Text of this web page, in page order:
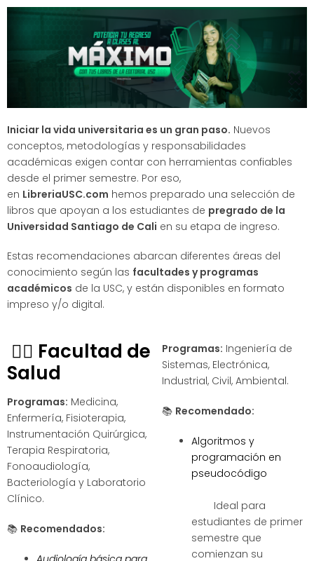
Iniciar la vida universitaria es un gran paso. Nuevos
conceptos, metodologías y responsabilidades
académicas exigen contar con herramientas confiables
desde el primer semestre. Por eso,
en LibreriaUSC.com hemos preparado una selección de
libros que apoyan a los estudiantes de pregrado de la
Universidad Santiago de Cali en su etapa de ingreso.
Estas recomendaciones abarcan diferentes áreas del
conocimiento según las facultades y programas
académicos de la USC, y están disponibles en formato
impreso y/o digital.
🧑‍⚕️ Facultad de
Salud
Programas: Medicina,
Enfermería, Fisioterapia,
Instrumentación Quirúrgica,
Terapia Respiratoria,
Fonoaudiología,
Bacteriología y Laboratorio
Clínico.
📚 Recomendados:
Programas: Ingeniería de
Sistemas, Electrónica,
Industrial, Civil, Ambiental.
📚 Recomendado:
Algoritmos y
programación en
pseudocódigo
Ideal para
estudiantes de primer
semestre que
comienzan su